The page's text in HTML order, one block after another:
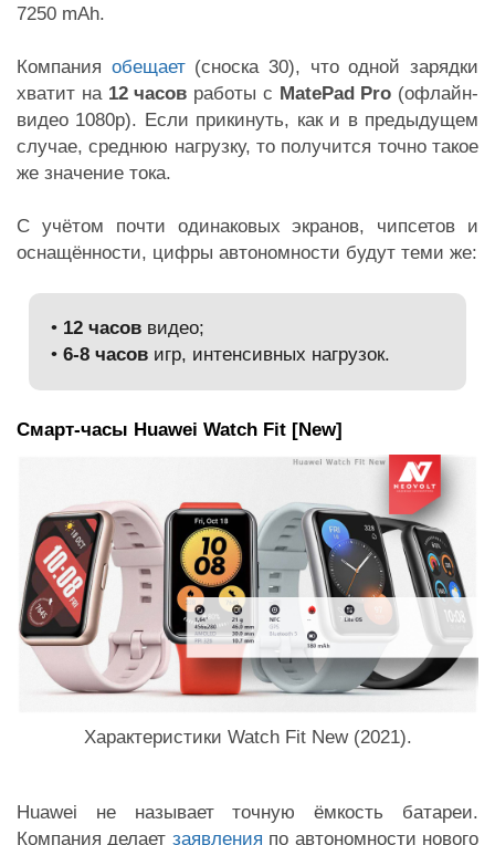
7250 mAh.
Компания обещает(сноска 30), что одной зарядки
хватит на 12 часов работы с MatePad Pro (офлайн-
видео 1080p). Если прикинуть, как и в предыдущем
случае, среднюю нагрузку, то получится точно такое
же значение тока.
С учётом почти одинаковых экранов, чипсетов и
оснащённости, цифры автономности будут теми же:
• 12 часов видео;
•6-8 часов игр, интенсивных нагрузок.
Смарт-часы Huawei Watch Fit [New]
Характеристики Watch Fit New (2021).
Huawei не называет точную ёмкость батареи.
Компания делает заявления по автономности нового